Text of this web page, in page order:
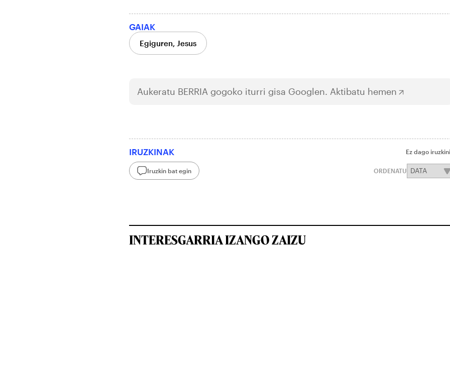
GAIAK
Egiguren, Jesus
Aukeratu BERRIA gogoko iturri gisa Googlen. Aktibatu hemen
IRUZKINAK Ez dago
Iruzkin bat egin ORDENATU
INTERESGARRIA IZANGO ZAIZU